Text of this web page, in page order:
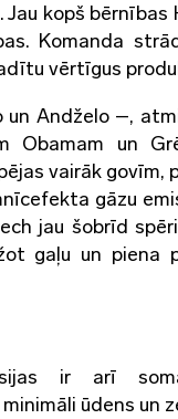
kopš bērnības
Komanda
vērtīgus
Andželo –,
un
vairāk govīm,
gāzu
jau šobrīd
gaļu un piena
ir arī
ūdens un